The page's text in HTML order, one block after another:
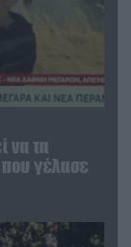
να τα
γέλασε